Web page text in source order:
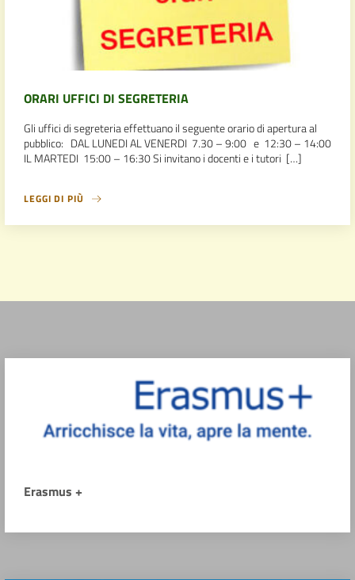
ORARI UFFICI DI SEGRETERIA
Gli uffici di segreteria effettuano il seguente orario di apertura al
pubblico: DAL LUNEDI AL VENERDI 7.30 – 9:00 e 12:30 – 14:00
IL MARTEDI 15:00 – 16:30 Si invitano i docenti e i tutori […]
LEGGI DI PIÙ
Erasmus +